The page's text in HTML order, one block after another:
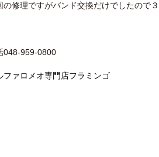
の修理ですがバンド交換だけでしたので
048-959-0800
ファロメオ専門店フラミンゴ